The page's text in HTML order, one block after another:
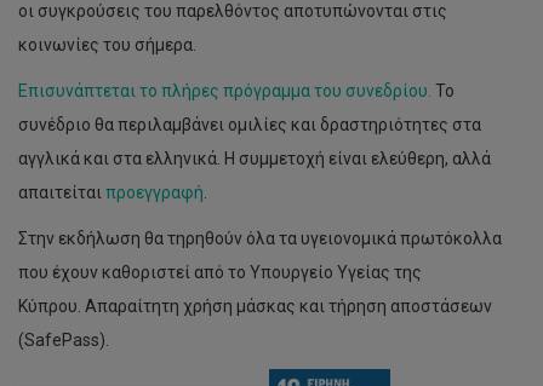
οι συγκρούσεις του παρελθόντος αποτυπώνονται στις
κοινωνίες του σήμερα.
Επισυνάπτεται το πλήρες πρόγραμμα του συνεδρίου. Το
συνέδριο θα περιλαμβάνει ομιλίες και δραστηριότητες στα
αγγλικά και στα ελληνικά. Η συμμετοχή είναι ελεύθερη, αλλά
απαιτείται προεγγραφή
Στην εκδήλωση θα τηρηθούν όλα τα υγειονομικά πρωτόκολλα
που έχουν καθοριστεί από το Υπουργείο Υγείας της
Κύπρου. Απαραίτητη χρήση μάσκας και τήρηση αποστάσεων
(SafePass).